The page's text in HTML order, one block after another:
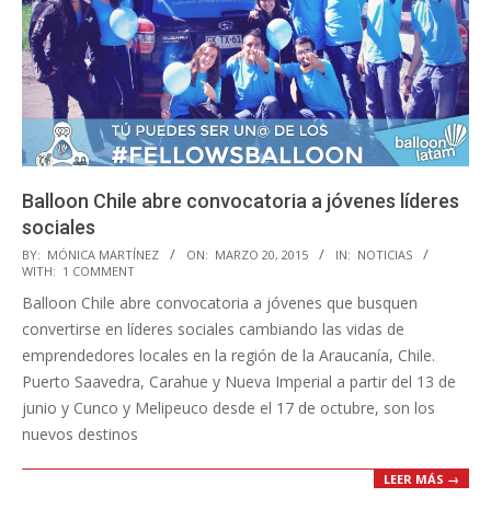
Balloon Chile abre convocatoria a jóvenes líderes
sociales
2015-
03-
20
BY: MÓNICA MARTÍNEZ ON: MARZO 20, 2015 IN: NOTICIAS
WITH: 1 COMMENT
Balloon Chile abre convocatoria a jóvenes que busquen
convertirse en líderes sociales cambiando las vidas de
emprendedores locales en la región de la Araucanía, Chile.
Puerto Saavedra, Carahue y Nueva Imperial a partir del 13 de
junio y Cunco y Melipeuco desde el 17 de octubre, son los
nuevos destinos
LEER MÁS →